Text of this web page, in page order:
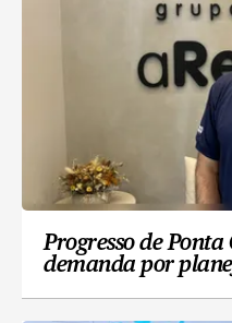
Progresso de
demanda por